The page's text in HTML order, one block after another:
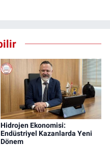
Hidrojen Ekonomisi:
Endüstriyel Kazanlarda Yeni
Dönem